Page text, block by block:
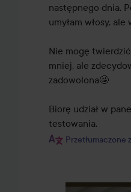
następnego dnia.
umyłam włosy,
Nie mogę
mniej, ale
zadowolona🤩
Biorę udział w
testowania.
Przetłumaczone